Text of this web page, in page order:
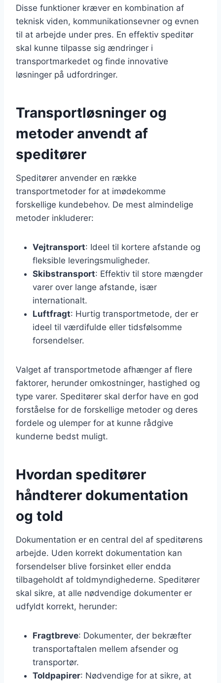
Disse funktioner kræver en kombination af
teknisk viden, kommunikationsevner og evnen
til at arbejde under pres. En effektiv speditør
skal kunne tilpasse sig ændringer i
transportmarkedet og finde innovative
løsninger på udfordringer.
Transportløsninger og
metoder anvendt af
speditører
Speditører anvender en række
transportmetoder for at imødekomme
forskellige kundebehov. De mest almindelige
metoder inkluderer:
Vejtransport: Ideel til kortere afstande og
fleksible leveringsmuligheder.
Skibstransport: Effektiv til store mængder
varer over lange afstande, især
internationalt.
Luftfragt: Hurtig transportmetode, der er
ideel til værdifulde eller tidsfølsomme
forsendelser.
Valget af transportmetode afhænger af flere
faktorer, herunder omkostninger, hastighed og
type varer. Speditører skal derfor have en god
forståelse for de forskellige metoder og deres
fordele og ulemper for at kunne rådgive
kunderne bedst muligt.
Hvordan speditører
håndterer dokumentation
og told
Dokumentation er en central del af speditørens
arbejde. Uden korrekt dokumentation kan
forsendelser blive forsinket eller endda
tilbageholdt af toldmyndighederne. Speditører
skal sikre, at alle nødvendige dokumenter er
udfyldt korrekt, herunder:
Fragtbreve: Dokumenter, der bekræfter
transportaftalen mellem afsender og
transportør.
Toldpapirer: Nødvendige for at sikre, at